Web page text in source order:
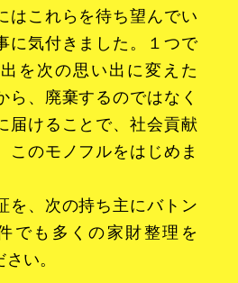
はこれらを待ち望んでい
に気付きました。１つで
を次の思い出に変えた
ら、廃棄するのではなく
届けることで、社会貢献
このモノフルをはじめま
を、次の持ち主にバトン
でも多くの家財整理を
い。